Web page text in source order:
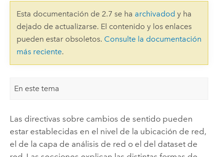
Esta documentación de 2.7 se ha archivadod y ha
dejado de actualizarse. El contenido y los enlaces
pueden estar obsoletos. Consulte la documentación
más reciente.
En este tema
Las directivas sobre cambios de sentido pueden
estar establecidas en el nivel de la ubicación de red,
el de la capa de análisis de red o el del dataset de